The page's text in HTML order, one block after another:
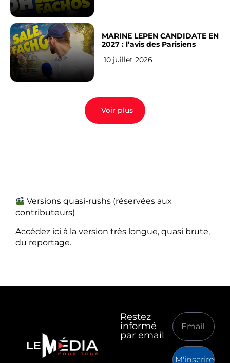
MARINE LEPEN CANDIDATE EN
2027 : l’avis des Parisiens
10 juillet 2026
Voir plus
Versions quasi-rushs (réservées aux
contributeurs)
Accédez ici à la version très longue, quasi brute,
du reportage.
Restez
informé
par email
M'inscrire